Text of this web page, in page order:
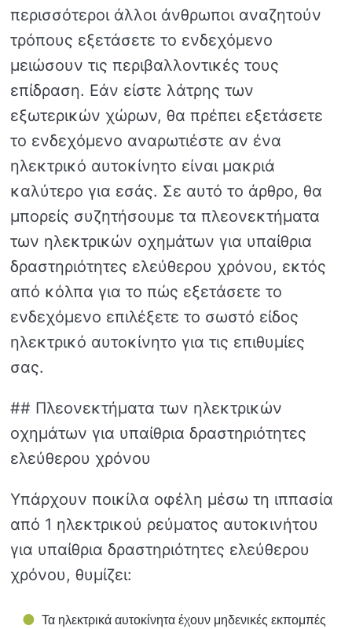
περισσότεροι άλλοι άνθρωποι αναζητούν
τρόπους εξετάσετε το ενδεχόμενο
μειώσουν τις περιβαλλοντικές τους
επίδραση. Εάν είστε λάτρης των
εξωτερικών χώρων, θα πρέπει εξετάσετε
το ενδεχόμενο αναρωτιέστε αν ένα
ηλεκτρικό αυτοκίνητο είναι μακριά
καλύτερο για εσάς. Σε αυτό το άρθρο, θα
μπορείς συζητήσουμε τα πλεονεκτήματα
των ηλεκτρικών οχημάτων για υπαίθρια
δραστηριότητες ελεύθερου χρόνου, εκτός
από κόλπα για το πώς εξετάσετε το
ενδεχόμενο επιλέξετε το σωστό είδος
ηλεκτρικό αυτοκίνητο για τις επιθυμίες
σας.
## Πλεονεκτήματα των ηλεκτρικών
οχημάτων για υπαίθρια δραστηριότητες
ελεύθερου χρόνου
Υπάρχουν ποικίλα οφέλη μέσω τη ιππασία
από 1 ηλεκτρικού ρεύματος αυτοκινήτου
για υπαίθρια δραστηριότητες ελεύθερου
χρόνου, θυμίζει:
Τα ηλεκτρικά αυτοκίνητα έχουν μηδενικές εκπομπές